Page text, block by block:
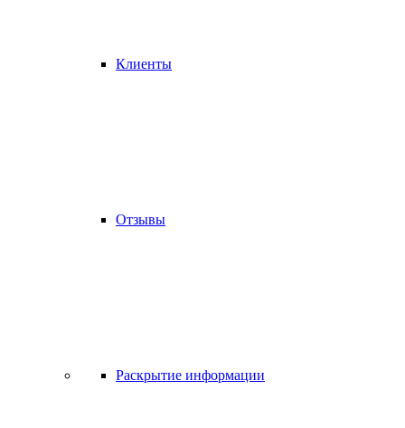
Клиенты
Отзывы
Раскрытие информации